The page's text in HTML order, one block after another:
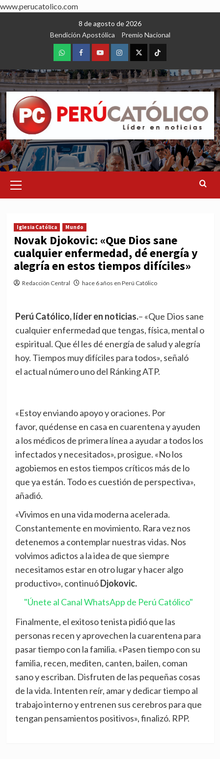
www.perucatolico.com
8 de agosto de 2026
Bendición Apostólica
Premio Nacional
WhatsAppFacebookYoutubeInstagram
X TikTok
Menu
Iglesia Católica Mundo
Novak Djokovic: «Que Dios sane
cualquier enfermedad, dé energía y
alegría en estos tiempos difíciles»
Redacción Central hace 6 años en Perú Católico
Perú Católico, líder en noticias.– «Que Dios sane
cualquier enfermedad que tengas, física, mental o
espiritual. Que él les dé energía de salud y alegría
hoy. Tiempos muy difíciles para todos», señaló
el actual número uno del Ránking ATP.
«Estoy enviando apoyo y oraciones. Por
favor, quédense en casa en cuarentena y ayuden
a los médicos de primera línea a ayudar a todos los
infectados y necesitados», prosigue. «No los
agobiemos en estos tiempos críticos más de lo
que ya están. Todo es cuestión de perspectiva»,
añadió.
«Vivimos en una vida moderna acelerada.
Constantemente en movimiento. Rara vez nos
detenemos a contemplar nuestras vidas. Nos
volvimos adictos a la idea de que siempre
necesitamos estar en otro lugar y hacer algo
productivo», continuóDjokovic.
"Únete al Canal WhatsApp de Perú Católico"
Finalmente, el exitoso tenista pidió que las
personas recen y aprovechen la cuarentena para
pasar tiempo con la familia. «Pasen tiempo con su
familia, recen, mediten, canten, bailen, coman
sano y escriban. Disfruten de las pequeñas cosas
de la vida. Intenten reír, amar y dedicar tiempo al
trabajo interno y entrenen sus cerebros para que
tengan pensamientos positivos», finalizó. RPP.